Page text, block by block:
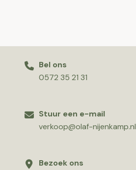
Bel ons
0572 35 21 31
Stuur een e-mail
verkoop@olaf-nijenkamp.nl
Bezoek ons